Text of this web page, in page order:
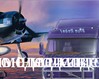
модели